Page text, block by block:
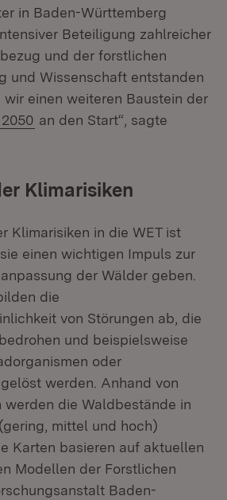
in Baden-Württemberg
Beteiligung zahlreicher
und der forstlichen
und Wissenschaft entstanden
einen weiteren Baustein der
(Öffnet in neuem Fenster)
an den Start“, sagte
Klimarisiken
Klimarisiken in die WET ist
einen wichtigen Impuls zur
der Wälder geben.
die
von Störungen ab, die
und beispielsweise
oder
werden. Anhand von
werden die Waldbestände in
mittel und hoch)
Karten basieren auf aktuellen
Modellen der Forstlichen
Baden-